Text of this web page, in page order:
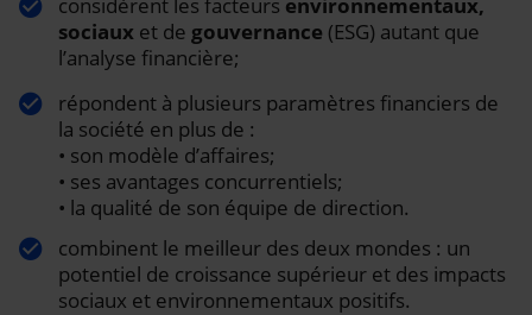
sociaux et de gouvernance (ESG) autant que
l’analyse financière;
répondent à plusieurs paramètres financiers de
la société en plus de :
• son modèle d’affaires;
• ses avantages concurrentiels;
• la qualité de son équipe de direction.
combinent le meilleur des deux mondes : un
potentiel de croissance supérieur et des impacts
sociaux et environnementaux positifs.